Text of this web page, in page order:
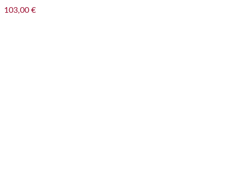
103,00 €